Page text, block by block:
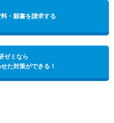
・願書を請求する
ゼミなら
た対策ができる！